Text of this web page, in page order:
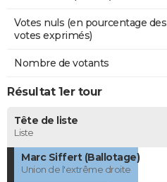
Votes nuls (en pourcentage des
votes exprimés)
Nombre de votants
Résultat 1er tour
Tête de liste
Liste
Marc Siffert (Ballotage)
Union de l'extrême droite